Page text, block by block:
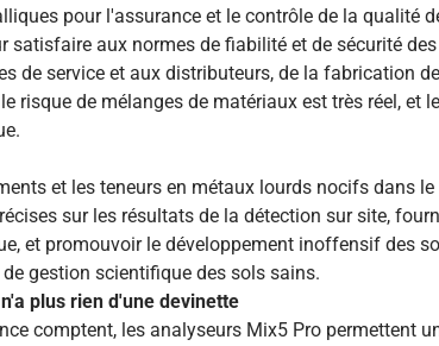
pour l'assurance et le contrôle de la qualité
satisfaire aux normes de fiabilité et de sécurité
de service et aux distributeurs, de la fabrication
risque de mélanges de matériaux est très réel, et
et les teneurs en métaux lourds nocifs dans
sur les résultats de la détection sur site,
et promouvoir le développement inoffensif des
gestion scientifique des sols sains.
plus rien d'une devinette
comptent, les analyseurs Mix5 Pro permettent